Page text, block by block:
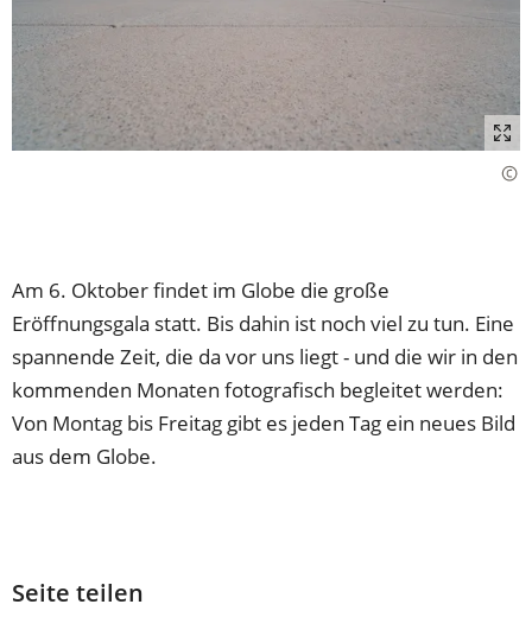
Am 6. Oktober findet im Globe die große
Eröffnungsgala statt. Bis dahin ist noch viel zu tun. Eine
spannende Zeit, die da vor uns liegt - und die wir in den
kommenden Monaten fotografisch begleitet werden:
Von Montag bis Freitag gibt es jeden Tag ein neues Bild
aus dem Globe.
Seite teilen